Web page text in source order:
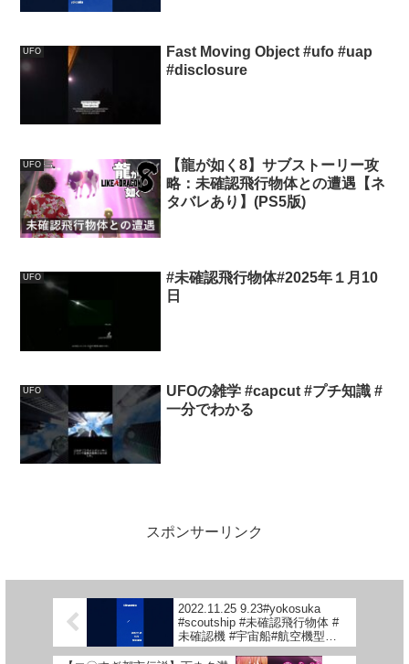
UFO
Fast Moving Object #ufo #uap
#disclosure
UFO
【龍が如く8】サブストーリー攻
略：未確認飛行物体との遭遇【ネ
タバレあり】(PS5版)
UFO
#未確認飛行物体#2025年１月10
日
UFO
UFOの雑学 #capcut #プチ知識 #
一分でわかる
スポンサーリンク
2022.11.25 9.23#yokosuka
#scoutship #未確認飛行物体 #
未確認機 #宇宙船#航空機型未
確認機#空飛ぶ円盤#スカウトシ